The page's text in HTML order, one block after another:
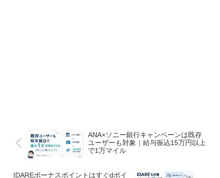
ANA×ソニー銀行キャンペーンは既存
ユーザーも対象｜給与振込15万円以上
で1万マイル
IDAREボーナスポイントはすぐdポイ